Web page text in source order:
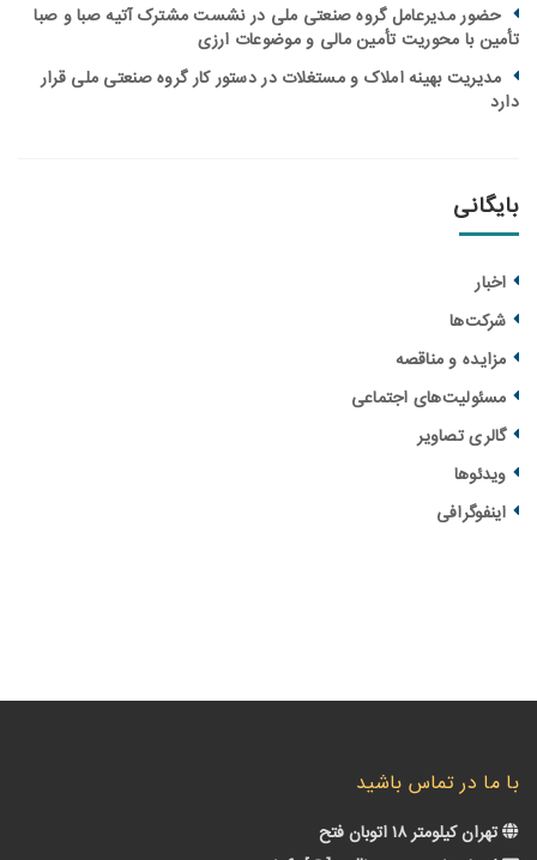
مدیرعامل گروه صنعتی ملی در نشست مشترک آتیه صبا و صبا
با محوریت تأمین مالی و موضوعات ارزی
بهینه املاک و مستغلات در دستور کار گروه صنعتی ملی قرار
و مناقصه‌
اجتماعی
تصاویر
در تماس باشید
کیلومتر ۱۸ اتوبان فتح